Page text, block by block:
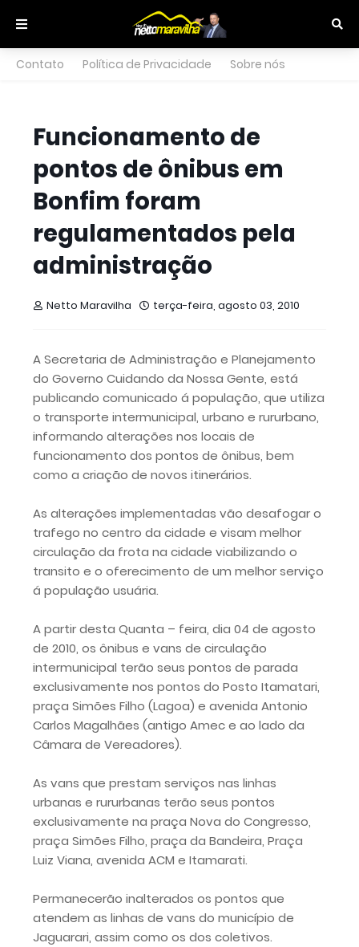
Contato Política de Privacidade Sobre nós
Funcionamento de
pontos de ônibus em
Bonfim foram
regulamentados pela
administração
Netto Maravilha terça-feira, agosto 03, 2010
A Secretaria de Administração e Planejamento
do Governo Cuidando da Nossa Gente, está
publicando comunicado á população, que utiliza
o transporte intermunicipal, urbano e rururbano,
informando alterações nos locais de
funcionamento dos pontos de ônibus, bem
como a criação de novos itinerários.
As alterações implementadas vão desafogar o
trafego no centro da cidade e visam melhor
circulação da frota na cidade viabilizando o
transito e o oferecimento de um melhor serviço
á população usuária.
A partir desta Quanta – feira, dia 04 de agosto
de 2010, os ônibus e vans de circulação
intermunicipal terão seus pontos de parada
exclusivamente nos pontos do Posto Itamatari,
praça Simões Filho (Lagoa) e avenida Antonio
Carlos Magalhães (antigo Amec e ao lado da
Câmara de Vereadores).
As vans que prestam serviços nas linhas
urbanas e rururbanas terão seus pontos
exclusivamente na praça Nova do Congresso,
praça Simões Filho, praça da Bandeira, Praça
Luiz Viana, avenida ACM e Itamarati.
Permanecerão inalterados os pontos que
atendem as linhas de vans do município de
Jaguarari, assim como os dos coletivos.